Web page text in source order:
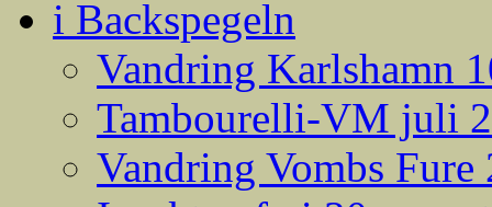
i Backspegeln
Vandring Karlshamn
Tambourelli-VM juli
Vandring Vombs